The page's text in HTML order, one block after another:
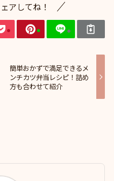
アしてね！
簡単おかずで満足できるメ
ンチカツ弁当レシピ！詰め
方も合わせて紹介